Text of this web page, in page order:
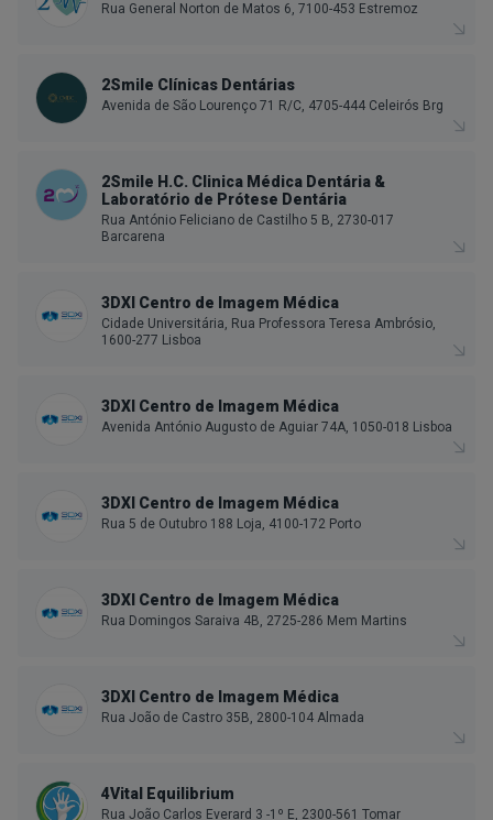
Rua General Norton de Matos 6, 7100-453 Estremoz
2Smile Clínicas Dentárias
Avenida de São Lourenço 71 R/C, 4705-444 Celeirós Brg
2Smile H.C. Clinica Médica Dentária &
Laboratório de Prótese Dentária
Rua António Feliciano de Castilho 5 B, 2730-017
Barcarena
3DXI Centro de Imagem Médica
Cidade Universitária, Rua Professora Teresa Ambrósio,
1600-277 Lisboa
3DXI Centro de Imagem Médica
Avenida António Augusto de Aguiar 74A, 1050-018 Lisboa
3DXI Centro de Imagem Médica
Rua 5 de Outubro 188 Loja, 4100-172 Porto
3DXI Centro de Imagem Médica
Rua Domingos Saraiva 4B, 2725-286 Mem Martins
3DXI Centro de Imagem Médica
Rua João de Castro 35B, 2800-104 Almada
4Vital Equilibrium
Rua João Carlos Everard 3 -1º E, 2300-561 Tomar